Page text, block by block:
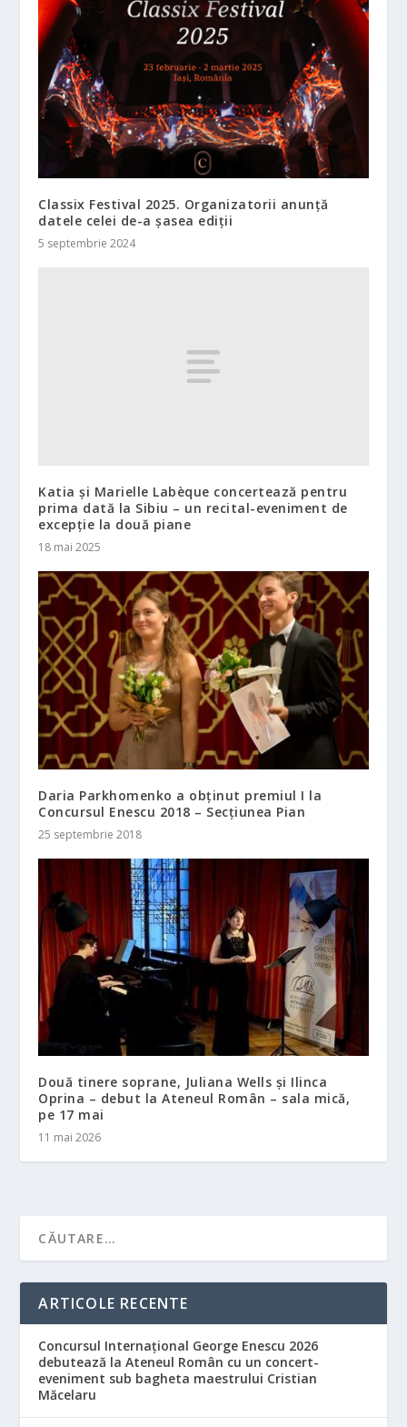
Classix Festival 2025. Organizatorii anunță
datele celei de-a șasea ediții
5 septembrie 2024
Katia și Marielle Labèque concertează pentru
prima dată la Sibiu – un recital-eveniment de
excepție la două piane
18 mai 2025
Daria Parkhomenko a obținut premiul I la
Concursul Enescu 2018 – Secțiunea Pian
25 septembrie 2018
Două tinere soprane, Juliana Wells și Ilinca
Oprina – debut la Ateneul Român – sala mică,
pe 17 mai
11 mai 2026
ARTICOLE RECENTE
Concursul Internațional George Enescu 2026
debutează la Ateneul Român cu un concert-
eveniment sub bagheta maestrului Cristian
Măcelaru